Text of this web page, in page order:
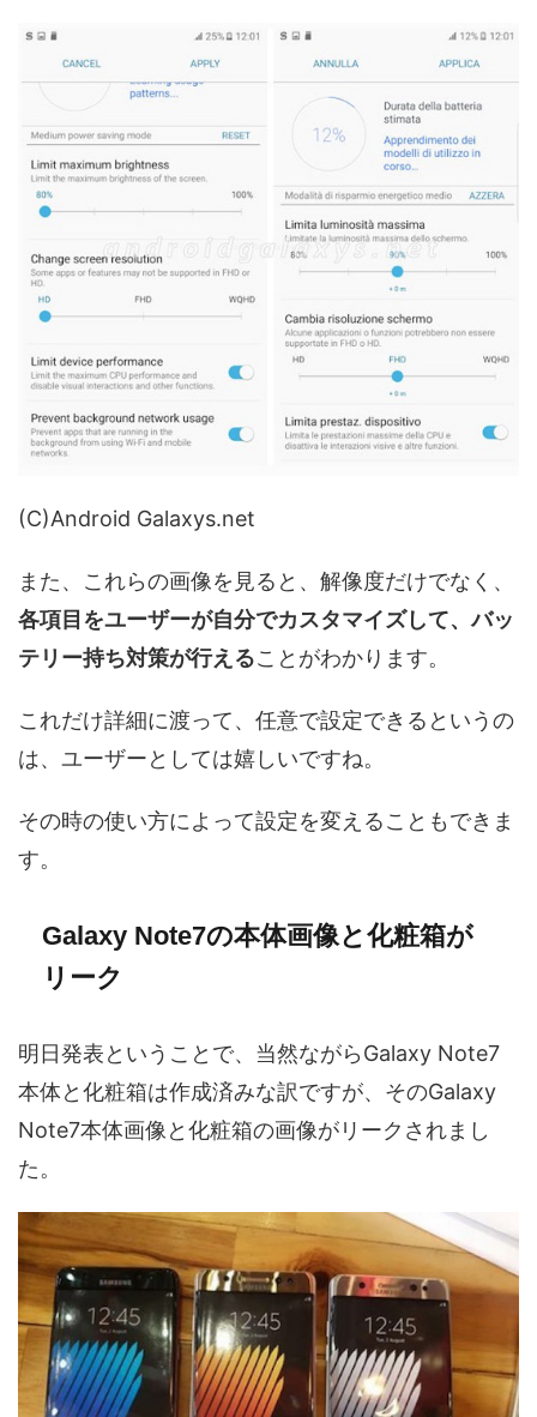
(C)Android Galaxys.net
また、これらの画像を見ると、解像度だけでなく、
各項目をユーザーが自分でカスタマイズして、バッ
テリー持ち対策が行えることがわかります。
これだけ詳細に渡って、任意で設定できるというの
は、ユーザーとしては嬉しいですね。
その時の使い方によって設定を変えることもできま
す。
Galaxy Note7の本体画像と化粧箱が
リーク
明日発表ということで、当然ながらGalaxy Note7
本体と化粧箱は作成済みな訳ですが、そのGalaxy
Note7本体画像と化粧箱の画像がリークされまし
た。